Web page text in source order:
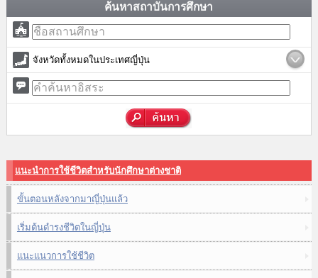
ค้นหาสถาบันการศึกษา
จังหวัดทั้งหมดในประเทศญี่ปุ่น
แนะนำการใช้ชีวิตสำหรับนักศึกษาต่างชาติ
ขั้นตอนหลังจากมาญี่ปุ่นแล้ว
เริ่มต้นดำรงชีวิตในญี่ปุ่น
แนะแนวการใช้ชีวิต